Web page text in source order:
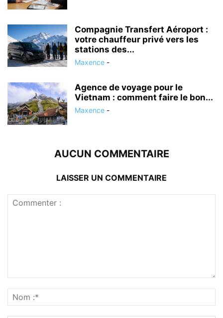
Compagnie Transfert Aéroport :
votre chauffeur privé vers les
stations des...
Maxence -
Agence de voyage pour le
Vietnam : comment faire le bon...
Maxence -
AUCUN COMMENTAIRE
LAISSER UN COMMENTAIRE